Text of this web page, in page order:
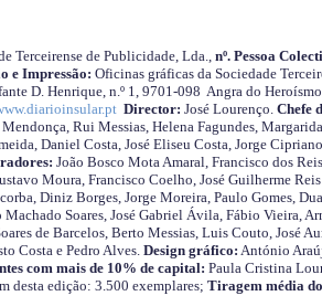
Terceirense de Publicidade, Lda., nº. Pessoa
e Impressão: Oficinas gráficas da Sociedade
D. Henrique, n.º 1, 9701-098 Angra do
Director: José Lourenço. Chefe
Rui Messias, Helena Fagundes,
Daniel Costa, José Eliseu Costa, Jorge
João Bosco Mota Amaral, Francisco dos
Moura, Francisco Coelho, José Guilherme
Diniz Borges, Jorge Moreira, Paulo Gomes,
Machado Soares, José Gabriel Ávila, Fábio Vieira,
de Barcelos, Berto Messias, Luis Couto, José
Costa e Pedro Alves.Design gráfico: António
com mais de 10% de capital: Paula Cristina
desta edição: 3.500 exemplares; Tiragem média